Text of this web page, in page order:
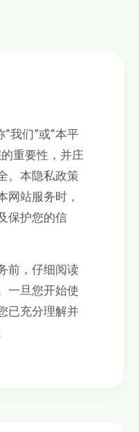
我们”或“本平
重要性，并庄
。本隐私政策
网站服务时，
保护您的信
前，仔细阅读
一旦您开始使
已充分理解并